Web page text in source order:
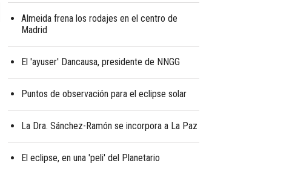
Almeida frena los rodajes en el centro de
Madrid
El 'ayuser' Dancausa, presidente de NNGG
Puntos de observación para el eclipse solar
La Dra. Sánchez-Ramón se incorpora a La Paz
El eclipse, en una 'peli' del Planetario